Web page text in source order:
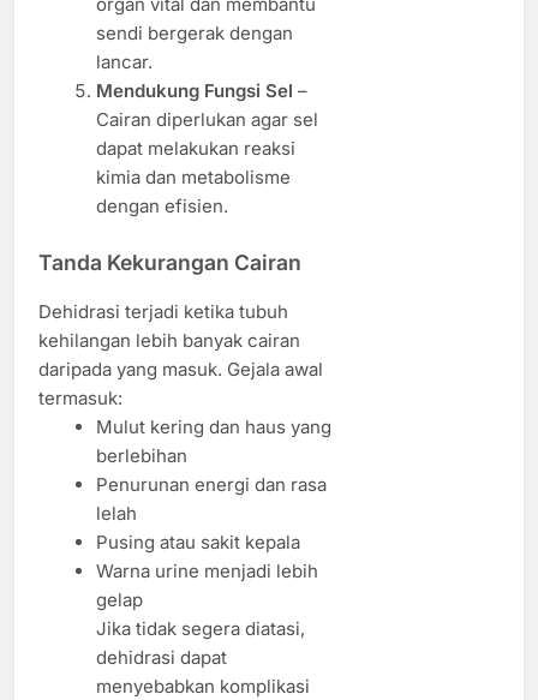
organ vital dan membantu
sendi bergerak dengan
lancar.
Mendukung Fungsi Sel –
Cairan diperlukan agar sel
dapat melakukan reaksi
kimia dan metabolisme
dengan efisien.
Tanda Kekurangan Cairan
Dehidrasi terjadi ketika tubuh
kehilangan lebih banyak cairan
daripada yang masuk. Gejala awal
termasuk:
Mulut kering dan haus yang
berlebihan
Penurunan energi dan rasa
lelah
Pusing atau sakit kepala
Warna urine menjadi lebih
gelap
Jika tidak segera diatasi,
dehidrasi dapat
menyebabkan komplikasi